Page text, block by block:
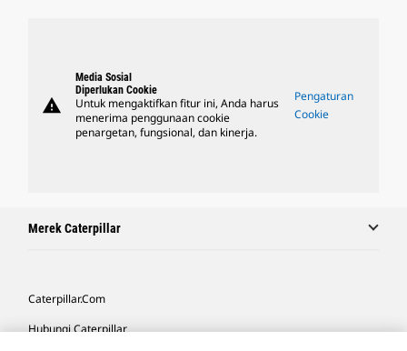
warning
Media Sosial
Diperlukan Cookie
Untuk mengaktifkan fitur ini, Anda harus
menerima penggunaan cookie
penargetan, fungsional, dan kinerja.
Pengaturan
Cookie
Merek Caterpillar
Caterpillar.com
Hubungi Caterpillar